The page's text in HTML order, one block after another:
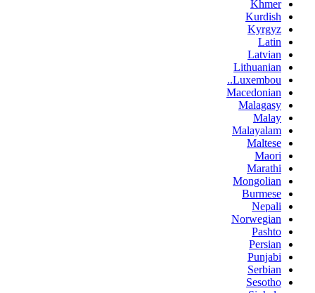
Khmer
Kurdish
Kyrgyz
Latin
Latvian
Lithuanian
Luxembou..
Macedonian
Malagasy
Malay
Malayalam
Maltese
Maori
Marathi
Mongolian
Burmese
Nepali
Norwegian
Pashto
Persian
Punjabi
Serbian
Sesotho